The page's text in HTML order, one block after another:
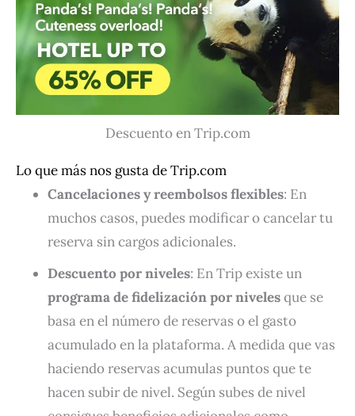
Descuento en Trip.com
Lo que más nos gusta de Trip.com
Cancelaciones y reembolsos flexibles: En
muchos casos, puedes modificar o cancelar tu
reserva sin cargos adicionales.
Descuento por niveles: En Trip existe un
programa de fidelización por nivelesque se
basa en el número de reservas o el gasto
acumulado en la plataforma. A medida que vas
haciendo reservas acumulas puntos que te
hacen subir de nivel. Según subes de nivel